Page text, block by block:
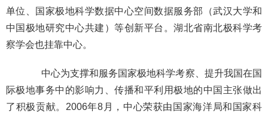
单位、国家极地科学数据中心空间数据服务部（武汉大学和
中国极地研究中心共建）等创新平台。湖北省南北极科学考
察学会也挂靠中心。
中心为支撑和服务国家极地科学考察、提升我国在国
际极地事务中的影响力、传播和平利用极地的中国主张做出
了积极贡献。2006年8月，中心荣获由国家海洋局和国家科